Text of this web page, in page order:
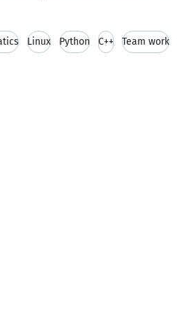
Linux Python C++ Team work